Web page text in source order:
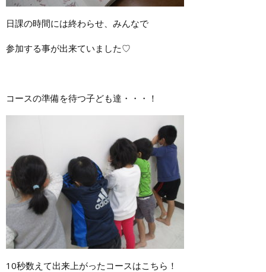
日課の時間には終わらせ、みんなで
参加する事が出来ていました♡
コースの準備を待つ子ども達・・・！
10秒数えて出来上がったコースはこちら！